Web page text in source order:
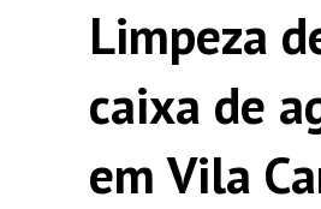
Limpeza
caixa de
em Vila